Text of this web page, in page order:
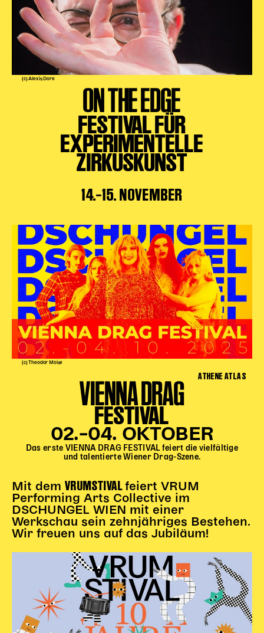
(c) Alexis Dore
ON THE EDGE
FESTIVAL FÜR
EXPERIMENTELLE
ZIRKUSKUNST
14.–15. NOVEMBER
(c) Theodor Moise
ATHENE ATLAS
VIENNA DRAG
FESTIVAL
02.–04. OKTOBER
Das erste VIENNA DRAG FESTIVAL feiert die vielfältige
und talentierte Wiener Drag-Szene.
Mit dem VRUMSTIVALfeiert VRUM
Performing Arts Collective im
DSCHUNGEL WIEN mit einer
Werkschau sein zehnjähriges Bestehen.
Wir freuen uns auf das Jubiläum!